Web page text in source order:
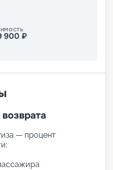
900 ₽
— процент